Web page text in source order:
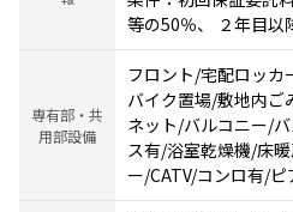
等の50％、 ２年目以
専有部・共
用部設備
フロント/宅配ロッ
バイク置場/敷地内ご
ネット/バルコニー/
ス有/浴室乾燥機/床
ー/CATV/コンロ有/ピ